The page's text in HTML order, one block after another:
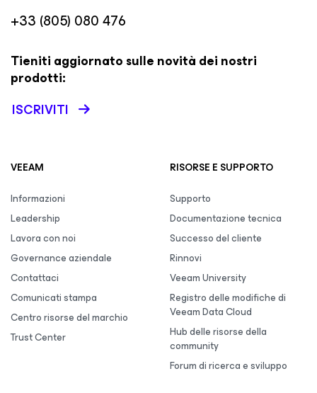
+33 (805) 080 476
Tieniti aggiornato sulle novità dei nostri
prodotti:
ISCRIVITI
VEEAM
Informazioni
Leadership
Lavora con noi
Governance aziendale
Contattaci
Comunicati stampa
Centro risorse del marchio
Trust Center
RISORSE E SUPPORTO
Supporto
Documentazione tecnica
Successo del cliente
Rinnovi
Veeam University
Registro delle modifiche di
Veeam Data Cloud
Hub delle risorse della
community
Forum di ricerca e sviluppo